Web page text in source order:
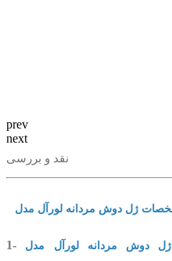
prev
next
نقد و بررسی
ژل دوش مردانه لورآل مدل Hydra